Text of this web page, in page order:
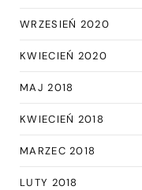
WRZESIEŃ 2020
KWIECIEŃ 2020
MAJ 2018
KWIECIEŃ 2018
MARZEC 2018
LUTY 2018